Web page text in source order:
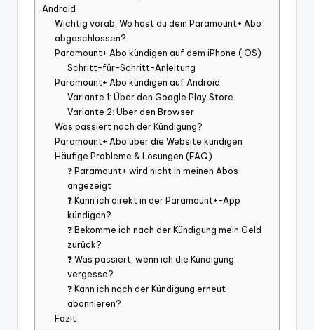
Android
Wichtig vorab: Wo hast du dein Paramount+ Abo
abgeschlossen?
Paramount+ Abo kündigen auf dem iPhone (iOS)
Schritt-für-Schritt-Anleitung
Paramount+ Abo kündigen auf Android
Variante 1: Über den Google Play Store
Variante 2: Über den Browser
Was passiert nach der Kündigung?
Paramount+ Abo über die Website kündigen
Häufige Probleme & Lösungen (FAQ)
❓ Paramount+ wird nicht in meinen Abos
angezeigt
❓ Kann ich direkt in der Paramount+-App
kündigen?
❓ Bekomme ich nach der Kündigung mein Geld
zurück?
❓ Was passiert, wenn ich die Kündigung
vergesse?
❓ Kann ich nach der Kündigung erneut
abonnieren?
Fazit